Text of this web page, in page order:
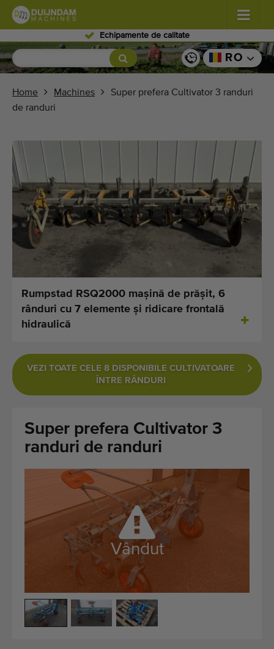
Echipamente de calitate
Flori şi plante
Producţie de seră zarzavaturi
Pomicultură (336)
Benzi transportoare
Vindeți-vă mașina!
Căutați pe tip
Ultimele mașini văzute
Notificări despre mașini disponibile
Machines
Despre noi
Echipamente de calitate
Personal expert
Livrare în întreaga lume
Din 1977
RO
Home Machines
Super prefera Cultivator 3 randuri
de randuri
Rumpstad RSQ2000 mașină de prășit, 6
rânduri cu 7 elemente și ridicare frontală
hidraulică
VEZI TOATE CELE 8 DISPONIBILE CULTIVATOARE
ÎNTRE RÂNDURI
Super prefera Cultivator 3
randuri de randuri
Vândut